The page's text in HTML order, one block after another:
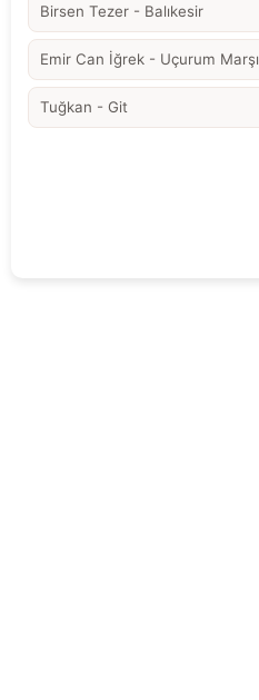
Birsen Tezer - Balıkesir
Emir Can İğrek - Uçurum Marşı
Tuğkan - Git